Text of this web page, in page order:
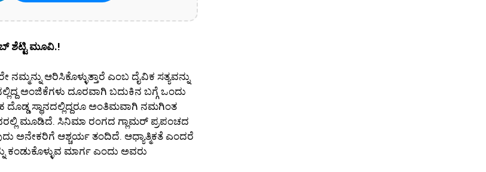
ಶೆಟ್ಟಿ ಮೂವಿ.!
ಆರಿಸಿಕೊಳ್ಳುತ್ತಾರೆ ಎಂಬ ದೈವಿಕ ಸತ್ಯವನ್ನು
ಅಂಜಿಕೆಗಳು ದೂರವಾಗಿ ಬದುಕಿನ ಬಗ್ಗೆ ಒಂದು
ದೊಡ್ಡ ಸ್ಥಾನದಲ್ಲಿದ್ದರೂ ಅಂತಿಮವಾಗಿ ನಮಗಿಂತ
ಮೂಡಿದೆ. ಸಿನಿಮಾ ರಂಗದ ಗ್ಲಾಮರ್ ಪ್ರಪಂಚದ
ಅನೇಕರಿಗೆ ಆಶ್ಚರ್ಯ ತಂದಿದೆ. ಆಧ್ಯಾತ್ಮಿಕತೆ ಎಂದರೆ
ಕಂಡುಕೊಳ್ಳುವ ಮಾರ್ಗ ಎಂದು ಅವರು